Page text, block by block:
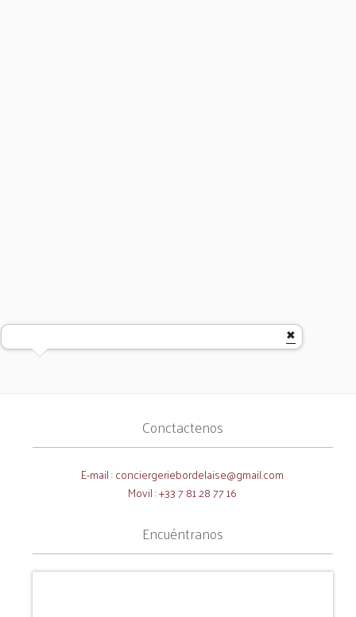
Conctactenos
E-mail :conciergeriebordelaise@gmail.com
Movil : +33 7 81 28 77 16
Encuéntranos